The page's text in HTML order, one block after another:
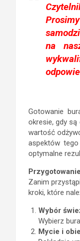
na
Gotowanie
okresie, gdy są
wartość
aspektów
optymalne
Zanim
kroki, które
Wybór
Wybierz
Mycie i